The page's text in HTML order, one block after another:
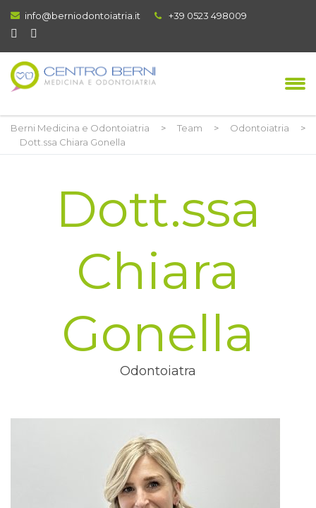
info@berniodontoiatria.it +39 0523 498009
Berni Medicina e Odontoiatria > Team > Odontoiatria
>
Dott.ssa Chiara Gonella
Dott.ssa
Chiara
Gonella
Odontoiatra